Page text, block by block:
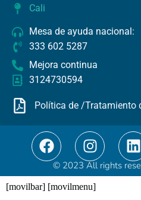
Cali
Mesa de ayuda nacional:
333 602 5287​
Mejora continua
3124730594
Política de /Tratamiento
© 2023 All rights
[movilbar] [movilmenu]